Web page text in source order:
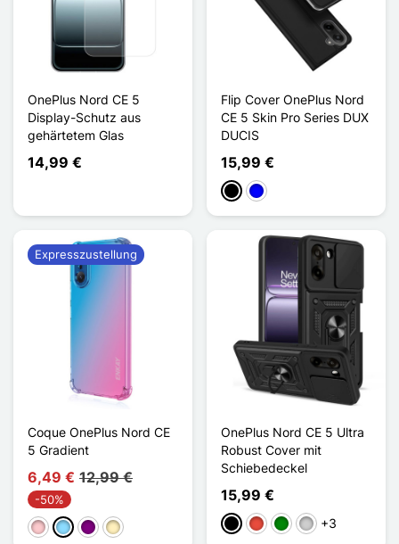
OnePlus Nord CE 5
Display-Schutz aus
gehärtetem Glas
14,99 €
Flip Cover OnePlus Nord
CE 5 Skin Pro Series DUX
DUCIS
15,99 €
Schwarz
Blau
Coque OnePlus Nord CE
5 Gradient
6,49 € 12,99 €
-50%
PinkHellblauViolettGolden
Expresszustellung
OnePlus Nord CE 5 Ultra
Robust Cover mit
Schiebedeckel
15,99 €
Schwarz
Rot GrünSilber
+3